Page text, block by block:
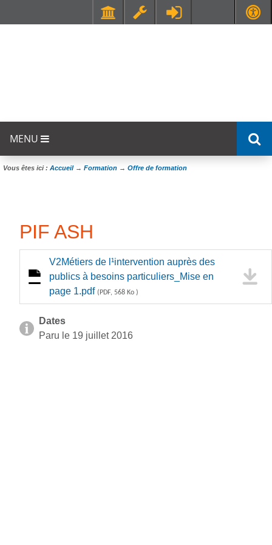
MENU
Vous êtes ici : Accueil→ Formation → Offre de formation
PIF ASH
V2Métiers de l¹intervention auprès des
publics à besoins particuliers_Mise en
page 1.pdf (PDF, 568 Ko )
Dates
Paru le 19 juillet 2016